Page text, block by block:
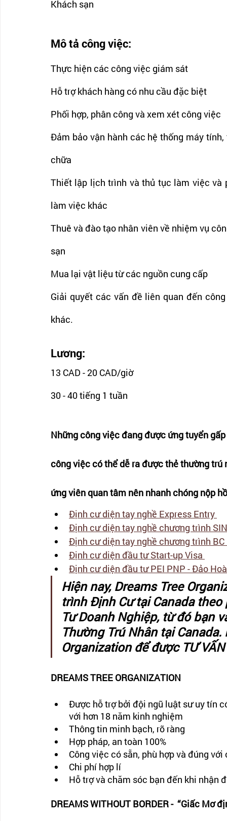
Khách sạn
Mô tả công việc:
Thực hiện các công việc giám sát
Hỗ trợ khách hàng có nhu cầu đặc biệt
Phối hợp, phân công và xem xét công việc
Đảm bảo vận hành các hệ thống máy
chữa
Thiết lập lịch trình và thủ tục làm việc và
làm việc khác
Thuê và đào tạo nhân viên về nhiệm vụ
sạn
Mua lại vật liệu từ các nguồn cung cấp
Giải quyết các vấn đề liên quan đến
khác.
Lương:
13 CAD - 20 CAD/giờ
30 - 40 tiếng 1 tuần
Những công việc đang được ứng tuyển
công việc có thể dễ ra được thẻ thường
ứng viên quan tâm nên nhanh chóng nộp
Định cư diện tay nghề Express Entry
Định cư diện tay nghề chương trình
Định cư diện tay nghề chương trình
Định cư diện đầu tư Start-up Visa
Định cư diện đầu tư PEI PNP - Đảo
Hiện nay, Dreams Tree
trình Định Cư tại Canada
Tư Doanh Nghiệp, từ đó bạn
Thường Trú Nhân tại
Organization để được TƯ
DREAMS TREE ORGANIZATION
Được hỗ trợ bởi đội ngũ luật sư uy tín
với hơn 18 năm kinh nghiệm
Thông tin minh bạch, rõ ràng
Hợp pháp, an toàn 100%
Công việc có sẵn, phù hợp và đúng
Chi phí hợp lí
Hỗ trợ và chăm sóc bạn đến khi nhận
DREAMS WITHOUT BORDER -  “Giấc Mơ